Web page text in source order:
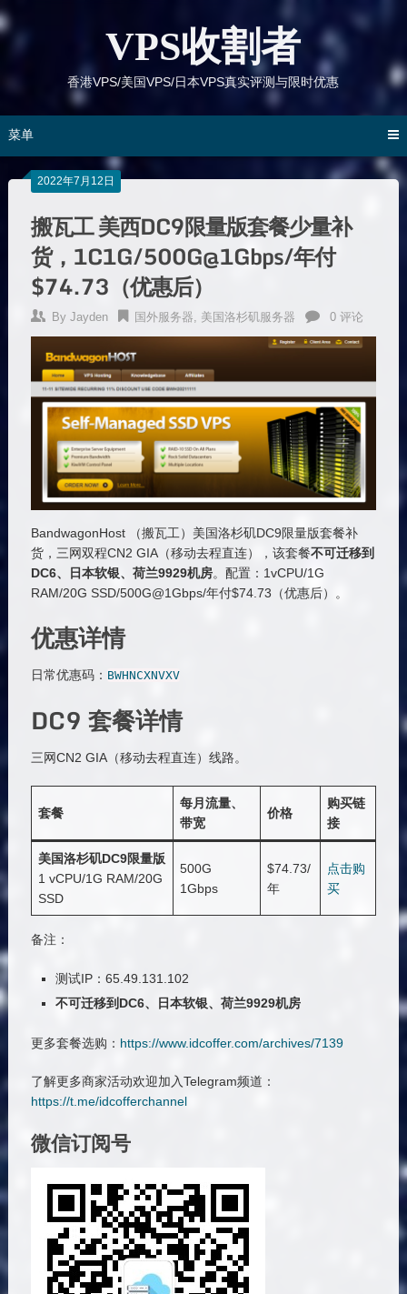
跳
到
VPS收割者
香港VPS/美国VPS/日本VPS真实评测与限时优惠
菜单
2022年7月12日
搬瓦工 美西DC9限量版套餐少量补
货，1C1G/500G@1Gbps/年付
$74.73（优惠后）
By Jayden 国外服务器, 美国洛杉矶服务器 0 评论
BandwagonHost （搬瓦工）美国洛杉矶DC9限量版套餐补
货，三网双程CN2 GIA（移动去程直连），该套餐不可迁移到
DC6、日本软银、荷兰9929机房。配置：1vCPU/1G
RAM/20G SSD/500G@1Gbps/年付$74.73（优惠后）。
优惠详情
日常优惠码： BWHNCXNVXV
DC9 套餐详情
三网CN2 GIA（移动去程直连）线路。
套餐
每月流量、
带宽
价格
购买链
接
美国洛杉矶DC9限量版
1 vCPU/1G RAM/20G
SSD
500G
1Gbps
$74.73/
年
点击购
买
备注：
测试IP：65.49.131.102
不可迁移到DC6、日本软银、荷兰9929机房
更多套餐选购： https://www.idcoffer.com/archives/7139
了解更多商家活动欢迎加入Telegram频道：
https://t.me/idcofferchannel
微信订阅号